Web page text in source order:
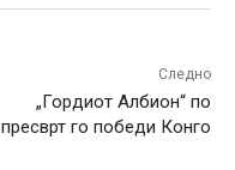
Следно
„Гордиот Албион“ по
пресврт го победи Конго